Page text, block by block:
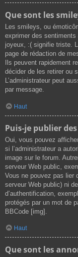
Que sont les
Les smileys, ou
exprimer des
joyeux, :( signifie triste.
page de rédaction de
Ils peuvent rapidement
décider de les retirer ou
L’administrateur peut
par message.
Haut
Puis-je publier
Oui, vous pouvez
si l’administrateur a
image sur le forum.
serveur Web public,
Vous ne pouvez pas lier
serveur Web public) ni
d’authentification,
protégés par un mot de
BBCode [img].
Haut
Que sont les